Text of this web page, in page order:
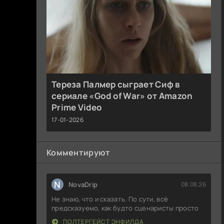
Тереза Палмер сыграет Сиф в
сериале «God of War» от Amazon
Prime Video
17-01-2026
Комментируют
N NovaDrip 08.08.26
Не знаю, что и сказать. По сути, всё
предсказуемо, как будто сценаристы просто
ПОЛТЕРГЕЙСТ ЭНФИЛДА